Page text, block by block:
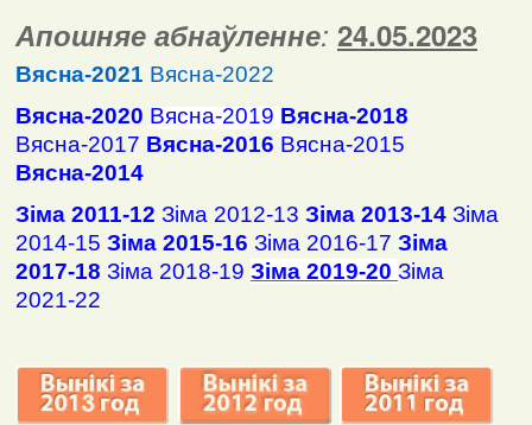
Апошняе абнаўленне: 24.05.2023
Вясна-2021 Вясна-2022
Вясна-2020 Вясна-2019 Вясна-2018
Вясна-2017 Вясна-2016 Вясна-2015
Вясна-2014
Зіма 2011-12 Зіма 2012-13 Зіма 2013-14 Зіма
2014-15 Зіма 2015-16 Зіма 2016-17 Зіма
2017-18 Зіма 2018-19 Зіма 2019-20 Зіма
2021-22